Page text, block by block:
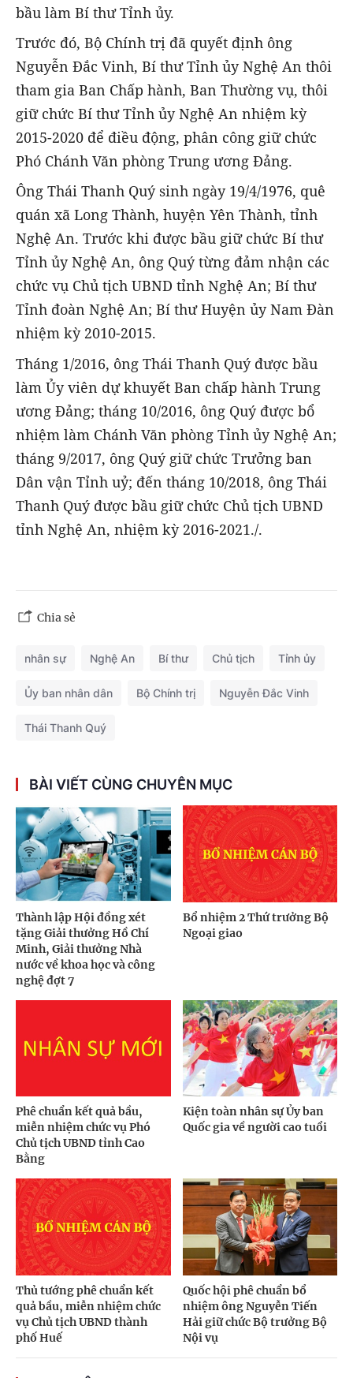
bầu làm Bí thư Tỉnh ủy.
Trước đó, Bộ Chính trị đã quyết định ông
Nguyễn Đắc Vinh, Bí thư Tỉnh ủy Nghệ An thôi
tham gia Ban Chấp hành, Ban Thường vụ, thôi
giữ chức Bí thư Tỉnh ủy Nghệ An nhiệm kỳ
2015-2020 để điều động, phân công giữ chức
Phó Chánh Văn phòng Trung ương Đảng.
Ông Thái Thanh Quý sinh ngày 19/4/1976, quê
quán xã Long Thành, huyện Yên Thành, tỉnh
Nghệ An. Trước khi được bầu giữ chức Bí thư
Tỉnh ủy Nghệ An, ông Quý từng đảm nhận các
chức vụ Chủ tịch UBND tỉnh Nghệ An; Bí thư
Tỉnh đoàn Nghệ An; Bí thư Huyện ủy Nam Đàn
nhiệm kỳ 2010-2015.
Tháng 1/2016, ông Thái Thanh Quý được bầu
làm Ủy viên dự khuyết Ban chấp hành Trung
ương Đảng; tháng 10/2016, ông Quý được bổ
nhiệm làm Chánh Văn phòng Tỉnh ủy Nghệ An;
tháng 9/2017, ông Quý giữ chức Trưởng ban
Dân vận Tỉnh uỷ; đến tháng 10/2018, ông Thái
Thanh Quý được bầu giữ chức Chủ tịch UBND
tỉnh Nghệ An, nhiệm kỳ 2016-2021./.
Chia sẻ
nhân sự Nghệ An Bí thư Chủ tịch Tỉnh ủy
Ủy ban nhân dân Bộ Chính trị Nguyễn Đắc Vinh
Thái Thanh Quý
BÀI VIẾT CÙNG CHUYÊN MỤC
Thành lập Hội đồng xét
tặng Giải thưởng Hồ Chí
Minh, Giải thưởng Nhà
nước về khoa học và công
nghệ đợt 7
Bổ nhiệm 2 Thứ trưởng Bộ
Ngoại giao
Phê chuẩn kết quả bầu,
miễn nhiệm chức vụ Phó
Chủ tịch UBND tỉnh Cao
Bằng
Kiện toàn nhân sự Ủy ban
Quốc gia về người cao tuổi
Thủ tướng phê chuẩn kết
quả bầu, miễn nhiệm chức
vụ Chủ tịch UBND thành
phố Huế
Quốc hội phê chuẩn bổ
nhiệm ông Nguyễn Tiến
Hải giữ chức Bộ trưởng Bộ
Nội vụ